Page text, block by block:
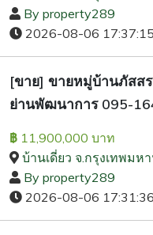
By property289
2026-08-06 17:37:15
[ขาย] ขายหมู่บ้านภัสส
ย่านพัฒนาการ 095-
฿ 11,900,000 บาท
บ้านเดี่ยว จ.กรุงเทพมห
By property289
2026-08-06 17:31:36